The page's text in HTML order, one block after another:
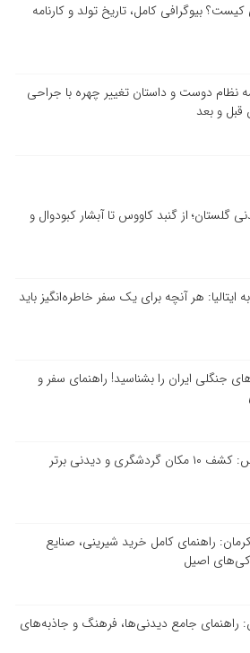
بیوگرافی کامل، تاریخ تولد و کارنامه
نظام دوست و داستان تغییر چهره با جراحی
و بعد
گلستان؛ از گنبد کاووس تا آبشار کبودوال و
ایتالیا: هر آنچه برای یک سفر خاطره‌انگیز باید
جنگلی ایران را بشناسید! راهنمای سفر و
و دیدنی برتر
راهنمای کامل خرید شیرینی، صنایع
اصیل
راهنمای جامع دیدنی‌ها، فرهنگ و جاذبه‌های